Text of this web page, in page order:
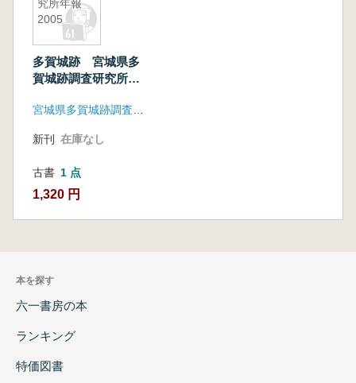
究所年報
2005
多賀城跡 宮城県多
賀城跡調査研究所年
新刊 在庫なし
古書 1 点
1,320 円
本を探す
六一書房の本
ランキング
特価図書